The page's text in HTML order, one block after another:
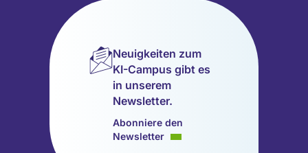
unsere
LinkedIn
unsere
(wird
in
einem
neuen
geöffnet)
(wird
in
einem
neuen
Tab
geöffnet)
(wird
in
einem
neuen
Tab
geöffnet)
(wird
in
einem
neuen
Tab
geöffnet)
unsere
(wird
in
Neuigkeiten zum
KI-Campus gibt es
in unserem
Newsletter.
Abonniere den
Newsletter